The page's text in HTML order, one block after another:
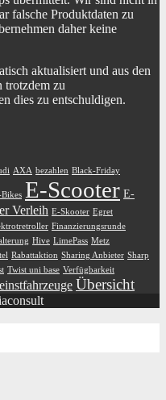
falsche Produktdaten zu
daher keine
aktualisiert und aus den
trotzdem zu
dies zu entschuldigen.
AXA bezahlen Black-Friday
E-Scooter E-
Verleih E-Skooter Egret
Finanzierungsrunde
Hive LimePass Metz
Rabattaktion Sharing Anbieter Sharp
Twist uni base Verfügbarkeit
Übersicht